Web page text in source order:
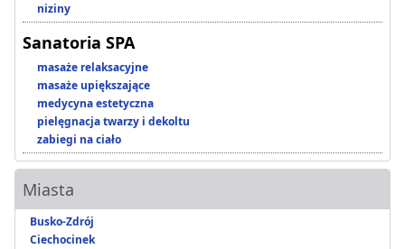
niziny
Sanatoria SPA
masaże relaksacyjne
masaże upiększające
medycyna estetyczna
pielęgnacja twarzy i dekoltu
zabiegi na ciało
Miasta
Busko-Zdrój
Ciechocinek